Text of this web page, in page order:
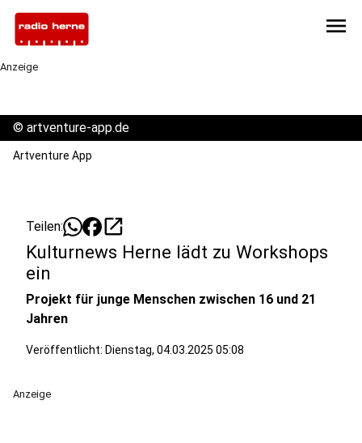
menu
Anzeige
© artventure-app.de
Artventure App
Teilen: open_in_new
Kulturnews Herne lädt zu Workshops
ein
Projekt für junge Menschen zwischen 16 und 21
Jahren
Veröffentlicht: Dienstag, 04.03.2025 05:08
Anzeige